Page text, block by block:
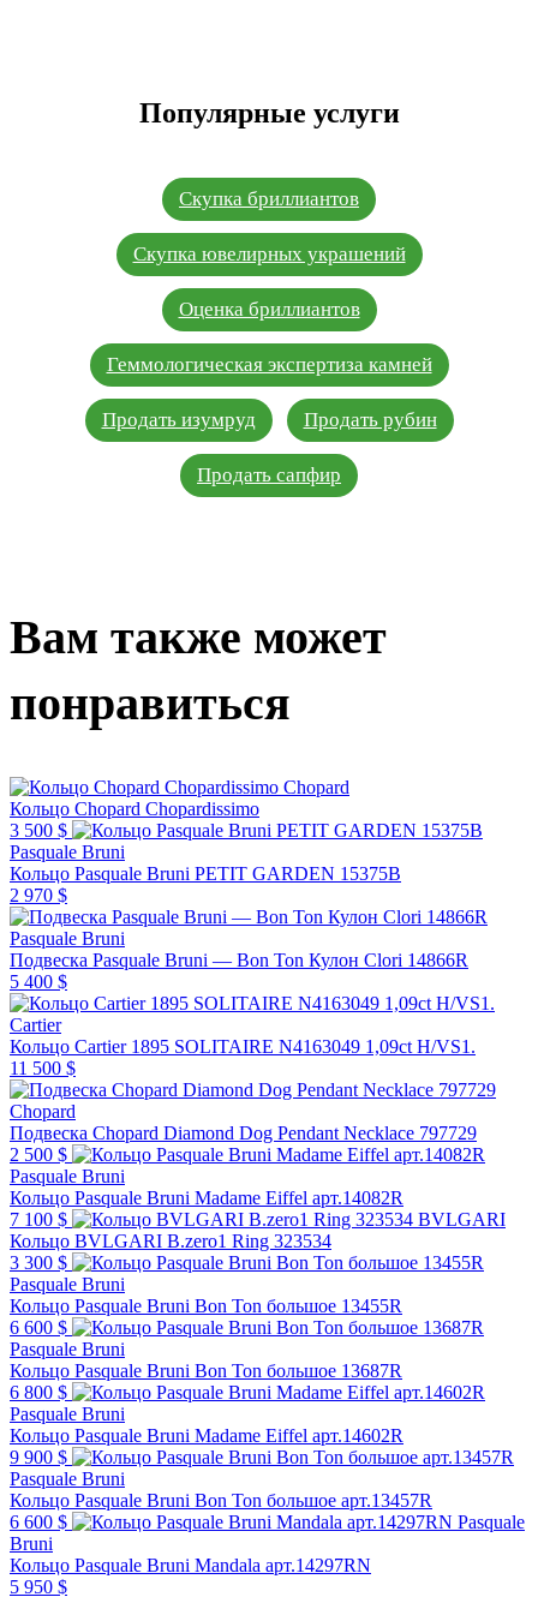
Популярные услуги
Скупка бриллиантов
Скупка ювелирных украшений
Оценка бриллиантов
Геммологическая экспертиза камней
Продать изумруд Продать рубин
Продать сапфир
Вам также может
понравиться
Chopard
Кольцо Chopard Chopardissimo
3 500 $
Pasquale Bruni
Кольцо Pasquale Bruni PETIT GARDEN 15375B
2 970 $
Pasquale Bruni
Подвеска Pasquale Bruni — Bon Ton Кулон Clori 14866R
5 400 $
Cartier
Кольцо Cartier 1895 SOLITAIRE N4163049 1,09ct H/VS1.
11 500 $
Chopard
Подвеска Chopard Diamond Dog Pendant Necklace 797729
2 500 $
Pasquale Bruni
Кольцо Pasquale Bruni Madame Eiffel арт.14082R
7 100 $
BVLGARI
Кольцо BVLGARI B.zero1 Ring 323534
3 300 $
Pasquale Bruni
Кольцо Pasquale Bruni Bon Ton большое 13455R
6 600 $
Pasquale Bruni
Кольцо Pasquale Bruni Bon Ton большое 13687R
6 800 $
Pasquale Bruni
Кольцо Pasquale Bruni Madame Eiffel арт.14602R
9 900 $
Pasquale Bruni
Кольцо Pasquale Bruni Bon Ton большое арт.13457R
6 600 $
Pasquale
Bruni
Кольцо Pasquale Bruni Mandala арт.14297RN
5 950 $